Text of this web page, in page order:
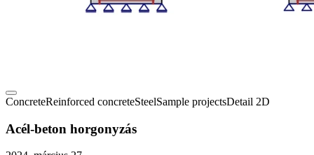
ConcreteReinforced concreteSteelSample projectsDetail 2D
Acél-beton horgonyzás